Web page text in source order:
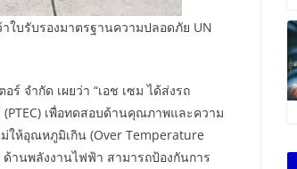
รับรองมาตรฐานความปลอดภัย UN
ำกัด เผยว่า “เอช เซม ได้ส่งรถ
เพื่อทดสอบด้านคุณภาพและความ
ให้อุณหภูมิเกิน (Over Temperature
านพลังงานไฟฟ้า สามารถป้องกันการ